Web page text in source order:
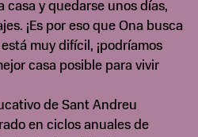
y quedarse unos días,
¡Es por eso que Ona busca
muy difícil, ¡podríamos
casa posible para vivir
de Sant Andreu
en ciclos anuales de